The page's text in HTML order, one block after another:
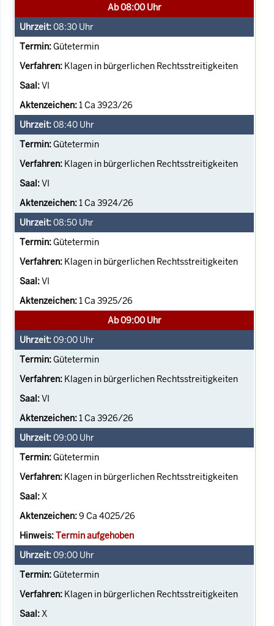
Ab 08:00 Uhr
08:30 Uhr
Gütetermin
Klagen in bürgerlichen Rechtsstreitigkeiten
VI
1 Ca 3923/26
08:40 Uhr
Gütetermin
Klagen in bürgerlichen Rechtsstreitigkeiten
VI
1 Ca 3924/26
08:50 Uhr
Gütetermin
Klagen in bürgerlichen Rechtsstreitigkeiten
VI
1 Ca 3925/26
Ab 09:00 Uhr
09:00 Uhr
Gütetermin
Klagen in bürgerlichen Rechtsstreitigkeiten
VI
1 Ca 3926/26
09:00 Uhr
Gütetermin
Klagen in bürgerlichen Rechtsstreitigkeiten
X
9 Ca 4025/26
Termin aufgehoben
09:00 Uhr
Gütetermin
Klagen in bürgerlichen Rechtsstreitigkeiten
X